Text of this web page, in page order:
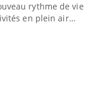
rythme de vie !
en plein air…